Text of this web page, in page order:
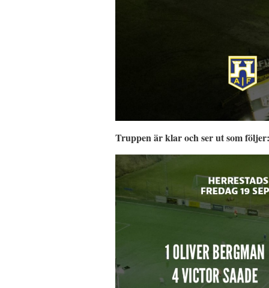
Truppen är klar och ser ut som följer: